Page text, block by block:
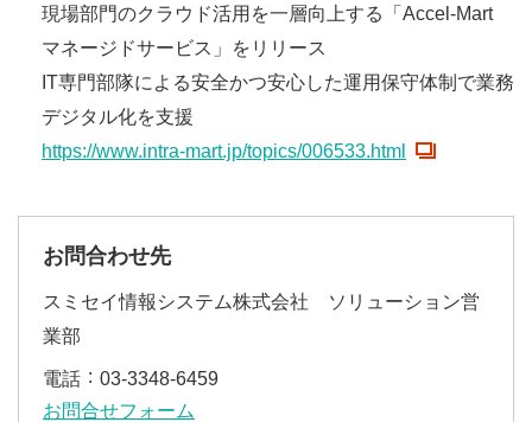
現場部門のクラウド活用を一層向上する「Accel-Mart
マネージドサービス」をリリース
IT専門部隊による安全かつ安心した運用保守体制で業務
デジタル化を支援
https://www.intra-mart.jp/topics/006533.html
お問合わせ先
スミセイ情報システム株式会社 ソリューション営
業部
電話
03‐3348‐6459
お問合せフォーム